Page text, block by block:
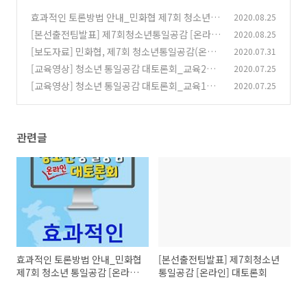
효과적인 토론방법 안내_민화협 제7회 청소년 통
일공감 [온라인] 대토론회 (0)
2020.08.25
[본선출전팀발표] 제7회청소년통일공감 [온라
인] 대토론회
(0)
2020.08.25
[보도자료] 민화협, 제7회 청소년통일공감(온라
인)대토론회 개최
(0)
2020.07.31
[교육영상] 청소년 통일공감 대토론회_교육2강_
허경호(공동심사위원장경희대학교 교수) (0)
2020.07.25
[교육영상] 청소년 통일공감 대토론회_교육1강_
2020.07.25
관련글
효과적인 토론방법 안내_민화협
제7회 청소년 통일공감 [온라인]
[본선출전팀발표] 제7회청소년
통일공감 [온라인] 대토론회